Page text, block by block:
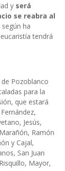
y será
se reabra al
ha
tendrá
Pozoblanco
para la
que estará
Jesús,
Ramón
y Cajal,
San Juan
Mayor,